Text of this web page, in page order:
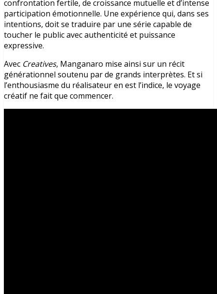
confrontation fertile, de croissance mutuelle et d’intense
participation émotionnelle. Une expérience qui, dans ses
intentions, doit se traduire par une série capable de
toucher le public avec authenticité et puissance
expressive.
Avec Creatives, Manganaro mise ainsi sur un récit
générationnel soutenu par de grands interprètes. Et si
l’enthousiasme du réalisateur en est l’indice, le voyage
créatif ne fait que commencer.